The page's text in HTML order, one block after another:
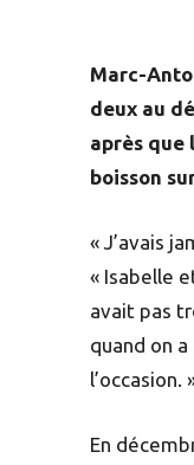
Marc-
deux au
après que
boisson
« J’avais
« Isabelle
avait pas
quand on
l’occasion.
En